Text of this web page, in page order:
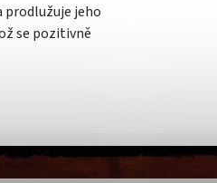
prodlužuje jeho
se pozitivně